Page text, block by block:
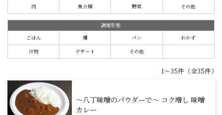
肉
魚介類 野菜 その他
調理形態
ごはん
麺 パン
おかず
汁物
デザート その他
1～35件（全35件）
～八丁味噌のパウダーで～ コク増し 味噌
カレー